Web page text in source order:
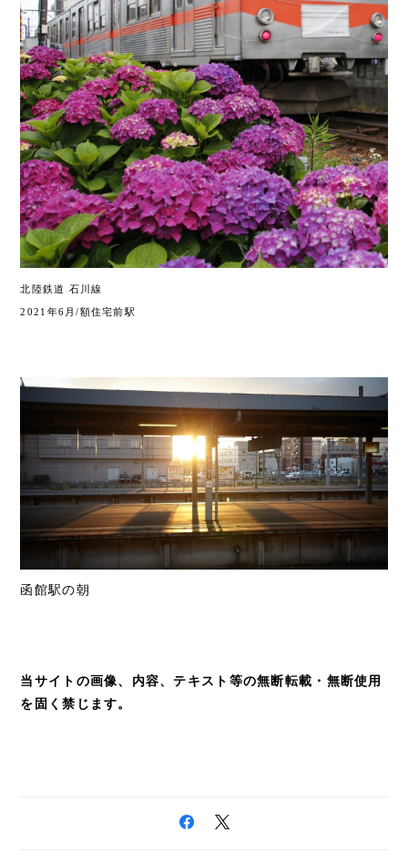
北陸鉄道 石川線
2021年6月/額住宅前駅
函館駅の朝
当サイトの画像、内容、テキスト等の無断転載・無断使用
を固く禁じます。